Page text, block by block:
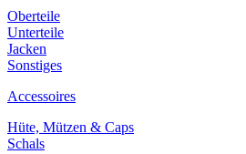
Oberteile
Unterteile
Jacken
Sonstiges
Accessoires
Hüte, Mützen & Caps
Schals